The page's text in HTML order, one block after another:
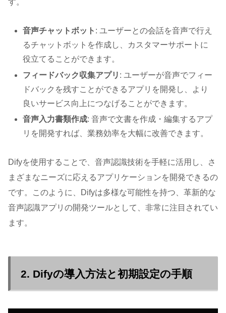
音声チャットボット : ユーザーとの会話を音声で行え
るチャットボットを作成し、カスタマーサポートに
役立てることができます。
フィードバック収集アプリ : ユーザーが音声でフィー
ドバックを残すことができるアプリを開発し、より
良いサービス向上につなげることができます。
音声入力書類作成: 音声で文書を作成・編集するアプ
リを開発すれば、業務効率を大幅に改善できます。
Difyを使用することで、音声認識技術を手軽に活用し、さ
まざまなニーズに応えるアプリケーションを開発できるの
です。このように、Difyは多様な可能性を持つ、革新的な
音声認識アプリの開発ツールとして、非常に注目されてい
ます。
2. Difyの導入方法と初期設定の手順